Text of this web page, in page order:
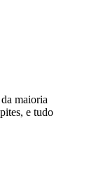
maioria
e tudo